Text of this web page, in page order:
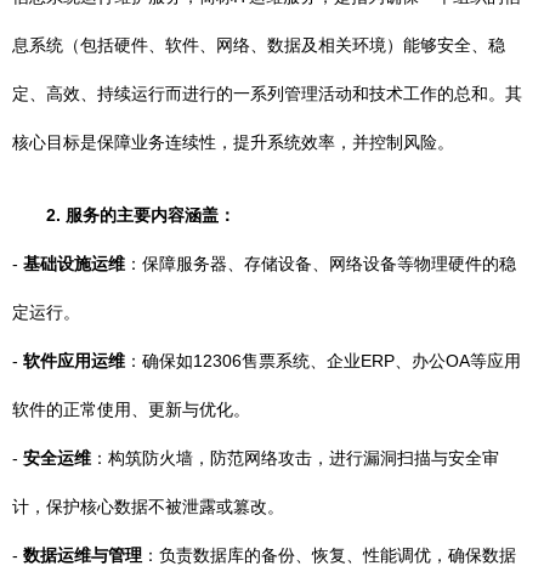
息系统（包括硬件、软件、网络、数据及相关环境）能够安全、稳
定、高效、持续运行而进行的一系列管理活动和技术工作的总和。其
核心目标是保障业务连续性，提升系统效率，并控制风险。
2. 服务的主要内容涵盖：
- 基础设施运维 ：保障服务器、存储设备、网络设备等物理硬件的稳
定运行。
- 软件应用运维 ：确保如12306售票系统、企业ERP、办公OA等应用
软件的正常使用、更新与优化。
- 安全运维 ：构筑防火墙，防范网络攻击，进行漏洞扫描与安全审
计，保护核心数据不被泄露或篡改。
- 数据运维与管理 ：负责数据库的备份、恢复、性能调优，确保数据